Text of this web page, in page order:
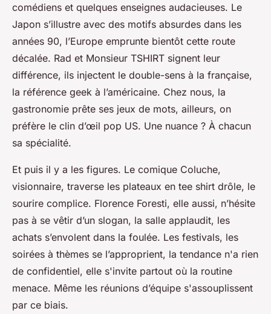
comédiens et quelques enseignes audacieuses. Le
Japon s’illustre avec des motifs absurdes dans les
années 90, l’Europe emprunte bientôt cette route
décalée. Rad et Monsieur TSHIRT signent leur
différence, ils injectent le double-sens à la française,
la référence geek à l’américaine. Chez nous, la
gastronomie prête ses jeux de mots, ailleurs, on
préfère le clin d’œil pop US. Une nuance ? À chacun
sa spécialité.
Et puis il y a les figures. Le comique Coluche,
visionnaire, traverse les plateaux en tee shirt drôle, le
sourire complice. Florence Foresti, elle aussi, n’hésite
pas à se vêtir d’un slogan, la salle applaudit, les
achats s’envolent dans la foulée. Les festivals, les
soirées à thèmes se l’approprient, la tendance n'a rien
de confidentiel, elle s'invite partout où la routine
menace. Même les réunions d’équipe s'assouplissent
par ce biais.